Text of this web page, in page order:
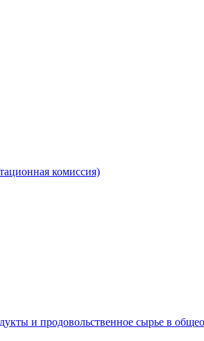
комиссия)
и продовольственное сырье в